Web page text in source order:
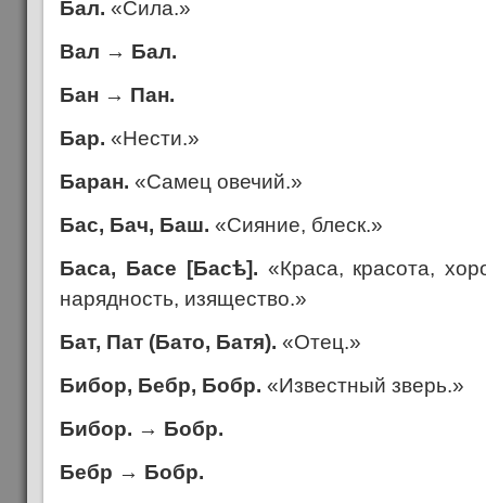
Бал. «Сила.»
Вал → Бал.
Бан → Пан.
Бар. «Нести.»
Баран. «Самец овечий.»
Бас, Бач, Баш. «Сияние, блеск.»
Баса, Басе [Басѣ]. «Краса, красота,
нарядность, изящество.»
Бат, Пат (Бато, Батя). «Отец.»
Бибор, Бебр, Бобр. «Известный зверь.»
Бибор. → Бобр.
Бебр → Бобр.